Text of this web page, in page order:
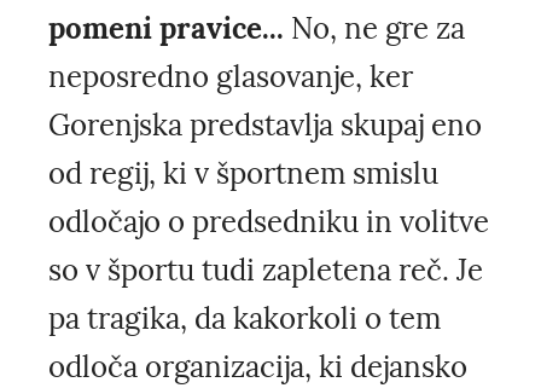
pomeni pravice... No, ne gre za
neposredno glasovanje, ker
Gorenjska predstavlja skupaj eno
od regij, ki v športnem smislu
odločajo o predsedniku in volitve
so v športu tudi zapletena reč. Je
pa tragika, da kakorkoli o tem
odloča organizacija, ki dejansko